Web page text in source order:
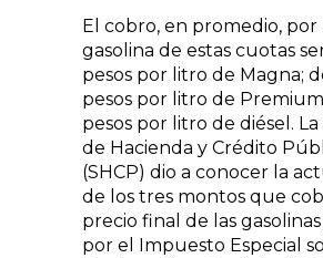
El cobro, en promedio,
gasolina de estas cuotas
pesos por litro de Magna;
pesos por litro de
pesos por litro de diésel.
de Hacienda y Crédito
(SHCP) dio a conocer la
de los tres montos que
precio final de las
por el Impuesto Especial